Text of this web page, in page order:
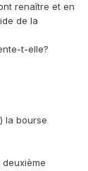
renaître et en
de la
t-elle?
la bourse